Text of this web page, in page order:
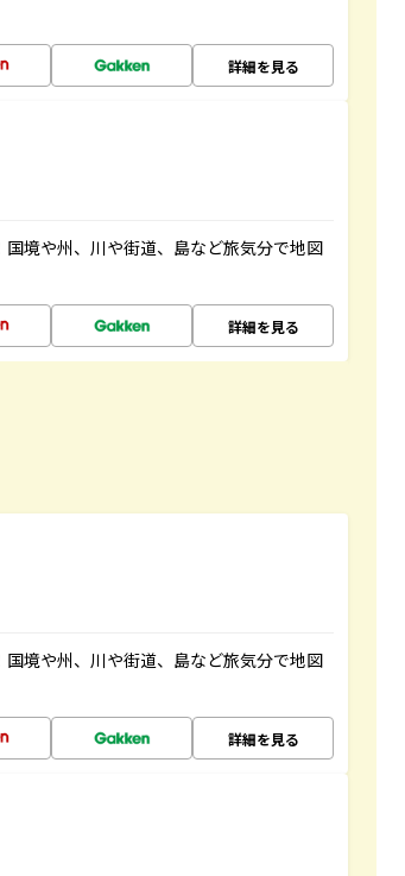
詳細を見る
境や州、川や街道、島など旅気分で地図
詳細を見る
境や州、川や街道、島など旅気分で地図
詳細を見る